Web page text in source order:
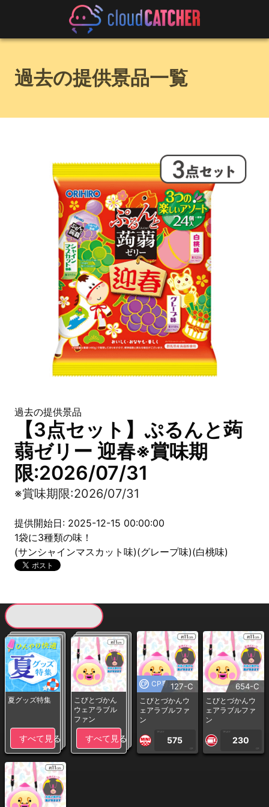
過去の提供景品一覧
過去の提供景品
【3点セット】ぷるんと蒟
蒻ゼリー 迎春※賞味期
限:2026/07/31
※賞味期限:2026/07/31
提供開始日: 2025-12-15 00:00:00
1袋に3種類の味！
(サンシャインマスカット味)(グレープ味)(白桃味)
夏グッズ特集
すべて見る
こびとづかん
ウェアラブル
ファン
すべて見る
CP専用127-C
こびとづかんウ
ェアラブルファ
ン
1PLAY
575
CP
654-C
こびとづかんウ
ェアラブルファ
ン
1PLAY
230
CP